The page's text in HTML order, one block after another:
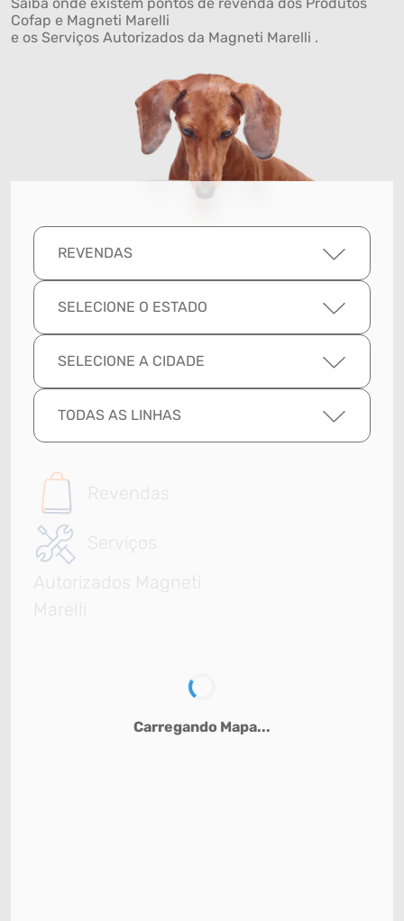
Saiba onde existem pontos de revenda dos Produtos
Cofap e Magneti Marelli
e os Serviços Autorizados da Magneti Marelli .
REVENDAS
SELECIONE O ESTADO
SELECIONE A CIDADE
TODAS AS LINHAS
Revendas
Serviços
Autorizados Magneti
Marelli
Carregando Mapa...